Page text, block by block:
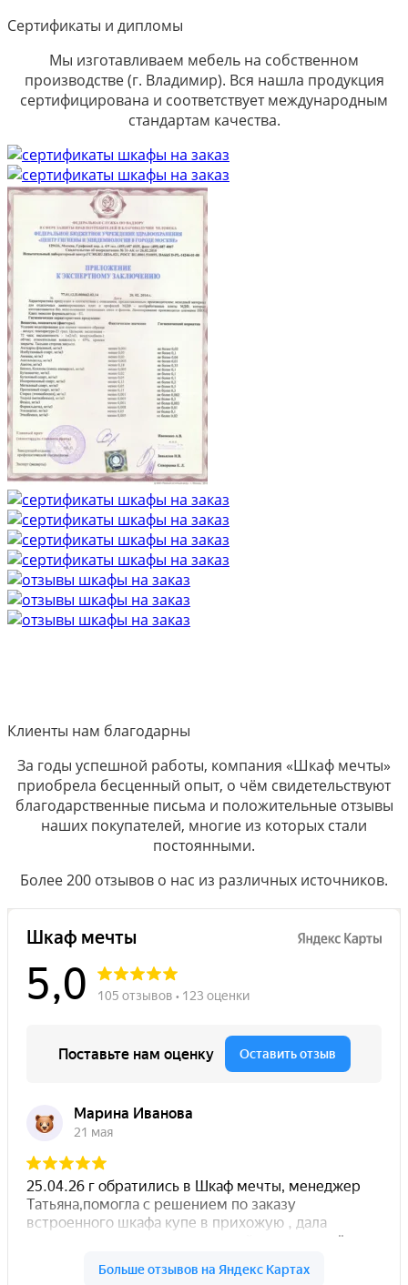
Сертификаты и дипломы
Мы изготавливаем мебель на собственном
производстве (г. Владимир). Вся нашла продукция
сертифицирована и соответствует международным
стандартам качества.
Клиенты нам благодарны
За годы успешной работы, компания «Шкаф мечты»
приобрела бесценный опыт, о чём свидетельствуют
благодарственные письма и положительные отзывы
наших покупателей, многие из которых стали
постоянными.
Более 200 отзывов о нас из различных источников.